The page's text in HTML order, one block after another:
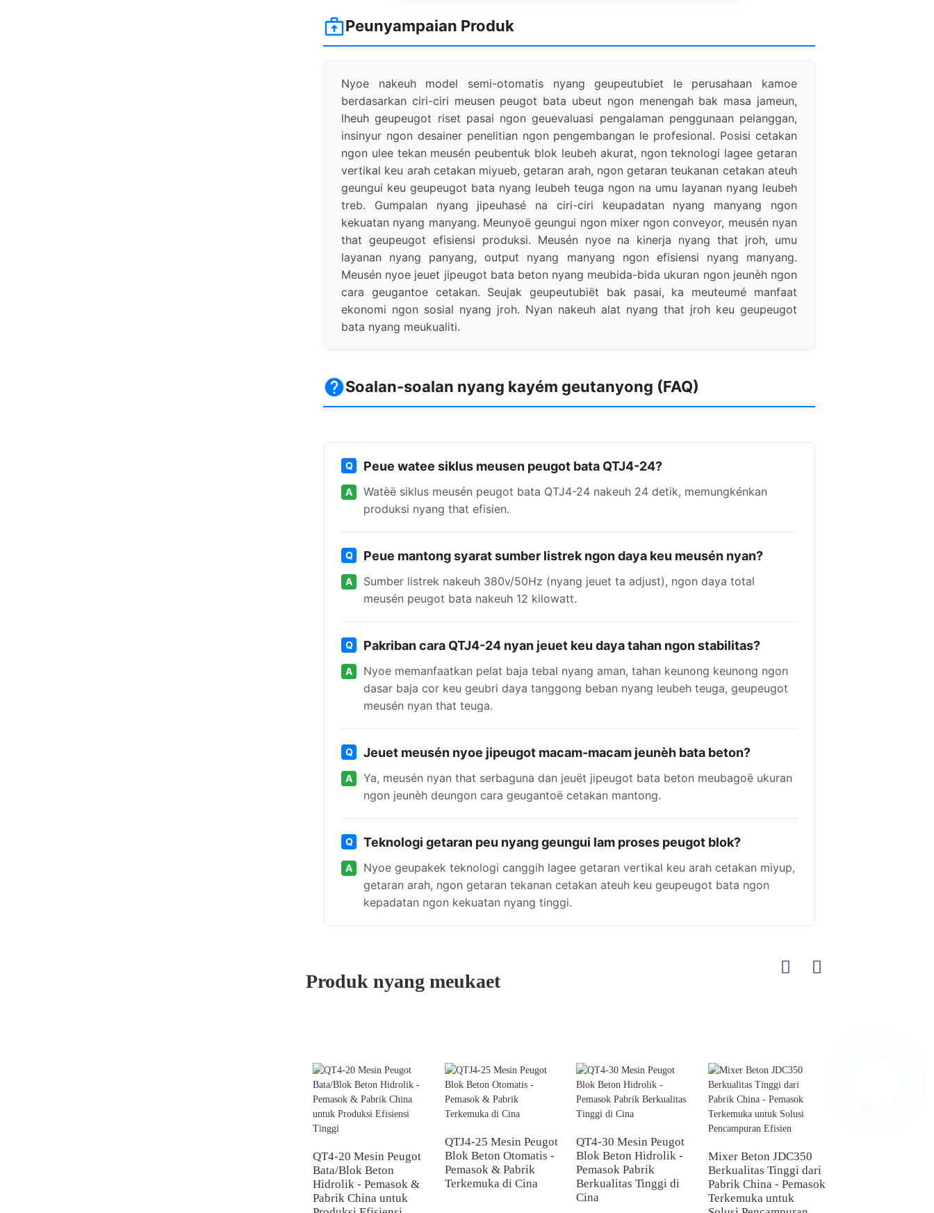
Peunyampaian Produk
Nyoe nakeuh model semi-otomatis nyang geupeutubiet le perusahaan kamoe
berdasarkan ciri-ciri meusen peugot bata ubeut ngon menengah bak masa jameun,
lheuh geupeugot riset pasai ngon geuevaluasi pengalaman penggunaan pelanggan,
insinyur ngon desainer penelitian ngon pengembangan le profesional. Posisi cetakan
ngon ulee tekan meusén peubentuk blok leubeh akurat, ngon teknologi lagee getaran
vertikal keu arah cetakan miyueb, getaran arah, ngon getaran teukanan cetakan ateuh
geungui keu geupeugot bata nyang leubeh teuga ngon na umu layanan nyang leubeh
treb. Gumpalan nyang jipeuhasé na ciri-ciri keupadatan nyang manyang ngon
kekuatan nyang manyang. Meunyoë geungui ngon mixer ngon conveyor, meusén nyan
that geupeugot efisiensi produksi. Meusén nyoe na kinerja nyang that jroh, umu
layanan nyang panyang, output nyang manyang ngon efisiensi nyang manyang.
Meusén nyoe jeuet jipeugot bata beton nyang meubida-bida ukuran ngon jeunèh ngon
cara geugantoe cetakan. Seujak geupeutubiët bak pasai, ka meuteumé manfaat
ekonomi ngon sosial nyang jroh. Nyan nakeuh alat nyang that jroh keu geupeugot
bata nyang meukualiti.
Soalan-soalan nyang kayém geutanyong (FAQ)
Peue watee siklus meusen peugot bata QTJ4-24?
Watèë siklus meusén peugot bata QTJ4-24 nakeuh 24 detik, memungkénkan
produksi nyang that efisien.
Peue mantong syarat sumber listrek ngon daya keu meusén nyan?
Sumber listrek nakeuh 380v/50Hz (nyang jeuet ta adjust), ngon daya total
meusén peugot bata nakeuh 12 kilowatt.
Pakriban cara QTJ4-24 nyan jeuet keu daya tahan ngon stabilitas?
Nyoe memanfaatkan pelat baja tebal nyang aman, tahan keunong keunong ngon
dasar baja cor keu geubri daya tanggong beban nyang leubeh teuga, geupeugot
meusén nyan that teuga.
Jeuet meusén nyoe jipeugot macam-macam jeunèh bata beton?
Ya, meusén nyan that serbaguna dan jeuët jipeugot bata beton meubagoë ukuran
ngon jeunèh deungon cara geugantoë cetakan mantong.
Teknologi getaran peu nyang geungui lam proses peugot blok?
Nyoe geupakek teknologi canggih lagee getaran vertikal keu arah cetakan miyup,
getaran arah, ngon getaran tekanan cetakan ateuh keu geupeugot bata ngon
kepadatan ngon kekuatan nyang tinggi.
Produk nyang meukaet
QT4-20 Mesin Peugot
Bata/Blok Beton
Hidrolik - Pemasok &
Pabrik China untuk
QTJ4-25 Mesin Peugot
Blok Beton Otomatis -
Pemasok & Pabrik
Terkemuka di Cina
QT4-30 Mesin Peugot
Blok Beton Hidrolik -
Pemasok Pabrik
Berkualitas Tinggi di
Cina
Mixer Beton JDC350
Berkualitas Tinggi dari
Pabrik China - Pemasok
Terkemuka untuk